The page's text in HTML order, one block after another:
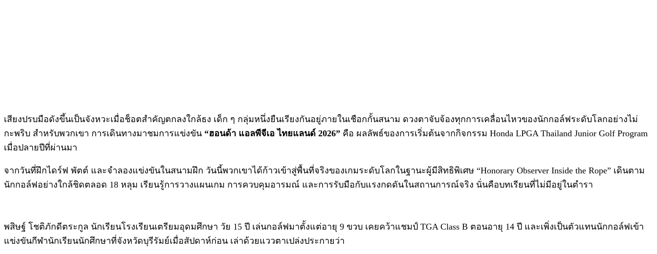
เสียงปรบมือดังขึ้นเป็นจังหวะเมื่อช็อตสำคัญตกลงใกล้ธง เด็ก ๆ กลุ่มหนึ่งยืนเรียงกันอยู่ภายในเชือกกั้นสนาม ดวงตาจับจ้องทุกการเคลื่อนไหวของนักกอล์ฟระดับโลกอย่างไม่
กะพริบ สำหรับพวกเขา การเดินทางมาชมการแข่งขัน “ฮอนด้า แอลพีจีเอ ไทยแลนด์ 2026” คือ ผลลัพธ์ของการเริ่มต้นจากกิจกรรม Honda LPGA Thailand Junior Golf Program
เมื่อปลายปีที่ผ่านมา
จากวันที่ฝึกไดร์ฟ พัตต์ และจำลองแข่งขันในสนามฝึก วันนี้พวกเขาได้ก้าวเข้าสู่พื้นที่จริงของเกมระดับโลกในฐานะผู้มีสิทธิพิเศษ “Honorary Observer Inside the Rope” เดินตาม
นักกอล์ฟอย่างใกล้ชิดตลอด 18 หลุม เรียนรู้การวางแผนเกม การควบคุมอารมณ์ และการรับมือกับแรงกดดันในสถานการณ์จริง นั่นคือบทเรียนที่ไม่มีอยู่ในตำรา
พสิษฐ์ โชติภักดีตระกูล นักเรียนโรงเรียนเตรียมอุดมศึกษา วัย 15 ปี เล่นกอล์ฟมาตั้งแต่อายุ 9 ขวบ เคยคว้าแชมป์ TGA Class B ตอนอายุ 14 ปี และเพิ่งเป็นตัวแทนนักกอล์ฟเข้า
แข่งขันกีฬานักเรียนนักศึกษาที่จังหวัดบุรีรัมย์เมื่อสัปดาห์ก่อน เล่าด้วยแววตาเปล่งประกายว่า